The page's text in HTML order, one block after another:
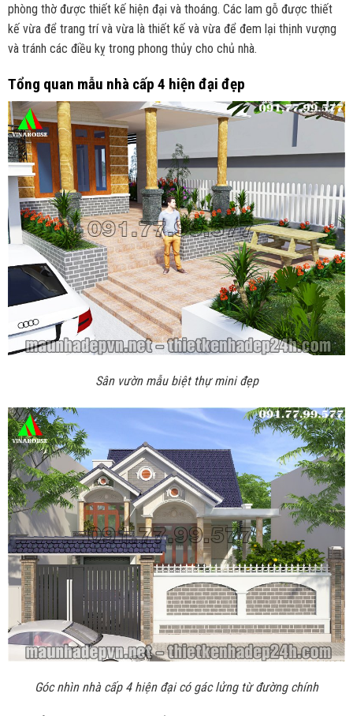
phòng thờ được thiết kế hiện đại và thoáng. Các lam gỗ được thiết
kế vừa để trang trí và vừa là thiết kế và vừa để đem lại thịnh vượng
và tránh các điều kỵ trong phong thủy cho chủ nhà.
Tổng quan mẫu nhà cấp 4 hiện đại đẹp
Sân vườn mẫu biệt thự mini đẹp
Góc nhìn nhà cấp 4 hiện đại có gác lửng từ đường chính